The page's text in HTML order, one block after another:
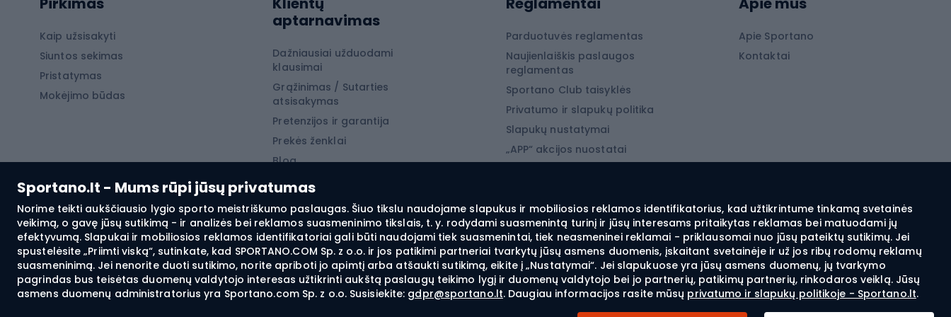
Sportano.lt - Mums rūpi jūsų privatumas
Norime teikti aukščiausio lygio sporto meistriškumo paslaugas. Šiuo tikslu naudojame slapukus ir mobiliosios reklamos identifikatorius, kad užtikrintume tinkamą svetainės
veikimą, o gavę jūsų sutikimą - ir analizės bei reklamos suasmeninimo tikslais, t. y. rodydami suasmenintą turinį ir jūsų interesams pritaikytas reklamas bei matuodami jų
efektyvumą. Slapukai ir mobiliosios reklamos identifikatoriai gali būti naudojami tiek suasmenintai, tiek neasmeninei reklamai - priklausomai nuo jūsų pateiktų sutikimų. Jei
spustelėsite „Priimti viską“, sutinkate, kad SPORTANO.COM Sp. z o.o. ir jos patikimi partneriai tvarkytų jūsų asmens duomenis, įskaitant svetainėje ir už jos ribų rodomų reklamų
suasmeninimą. Jei nenorite duoti sutikimo, norite apriboti jo apimtį arba atšaukti sutikimą, eikite į „Nustatymai“. Jei slapukuose yra jūsų asmens duomenų, jų tvarkymo
pagrindas bus teisėtas duomenų valdytojo interesas užtikrinti aukštą paslaugų teikimo lygį ir duomenų valdytojo bei jo partnerių, patikimų partnerių, rinkodaros veiklą. Jūsų
asmens duomenų administratorius yra Sportano.com Sp. z o.o. Susisiekite: gdpr@sportano.lt. Daugiau informacijos rasite mūsų privatumo ir slapukų politikoje - Sportano.lt.
Žygio šortai
Neperpučiamos striukės
Žygio marškinėliai
Terminiai apatiniai
Laipiojimo batai
Laipiojimo įranga
Žiemos laipiojimo įranga
Žvejyba
Karpių žvejyba
Šamų žvejyba
Žvejyba spiningu
Plūdinė žvejyba
Dugninė žvejyba – feeder
Snieglentės
Snieglenčių batai
Snieglenčių apkaustai
Snieglenčių apranga
Lygumų slidės
Slidės vaikams
Slidinėjimo šalmai
Ski touring apranga
Snieglenčių apranga
Elektra šildomi drabužiai ir aksesuarai
Šiaurietiškas ėjimas
Šiaurietiško ėjimo pirštinės
Kaip užsisakyti
Siuntos sekimas
Pristatymas
Mokėjimo būdas
aptarnavimas
Dažniausiai užduodami
klausimai
Grąžinimas / Sutarties
atsisakymas
Pretenzijos ir garantija
Prekės ženklai
Blog
Parduotuvės reglamentas
Naujienlaiškis paslaugos
reglamentas
Sportano Club taisyklės
Privatumo ir slapukų politika
Slapukų nustatymai
„APP“ akcijos nuostatai
Apie Sportano
Kontaktai